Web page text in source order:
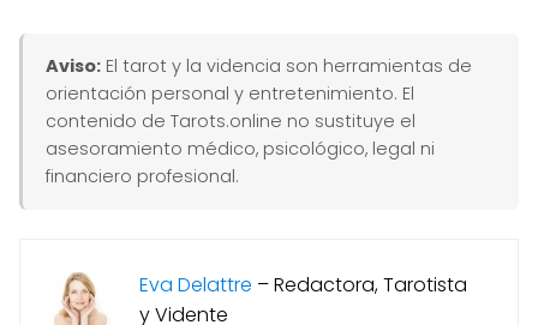
Aviso: El tarot y la videncia son herramientas de
orientación personal y entretenimiento. El
contenido de Tarots.online no sustituye el
asesoramiento médico, psicológico, legal ni
financiero profesional.
Eva Delattre –Redactora, Tarotista
y Vidente